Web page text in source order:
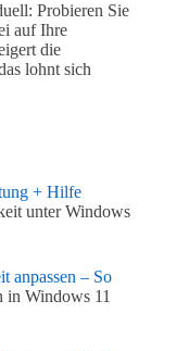
Probieren Sie
auf Ihre
die
lohnt sich
+ Hilfe
unter Windows
anpassen – So
in Windows 11